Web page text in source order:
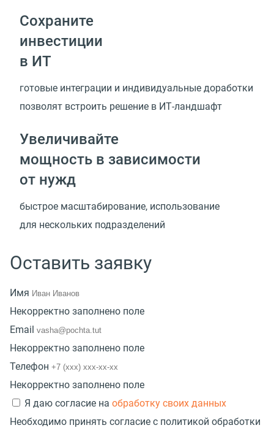
Сохраните
инвестиции
в ИТ
готовые интеграции и индивидуальные доработки
позволят встроить решение в ИТ-ландшафт
Увеличивайте
мощность в зависимости
от нужд
быстрое масштабирование, использование
для нескольких подразделений
Оставить заявку
Имя
Некорректно заполнено поле
Email
Некорректно заполнено поле
Телефон
Некорректно заполнено поле
Я даю согласие на обработку своих данных
Необходимо принять согласие с политикой обработки